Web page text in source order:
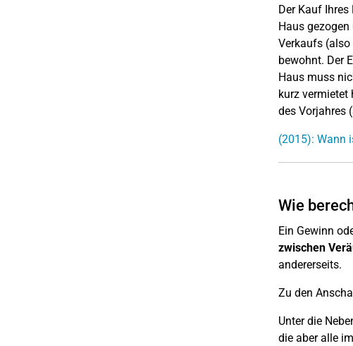
Der Kauf
Haus
Verkaufs
bewohnt. Der
Haus muss
kurz vermietet
des Vorjahres
(2015): Wann
Wie
Ein Gewinn
zwischen
andererseits.
Zu den
Unter die
die aber alle